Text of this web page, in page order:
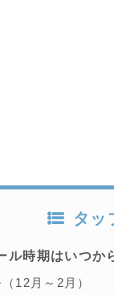
タッ
ル時期はいつか
12月～2月）